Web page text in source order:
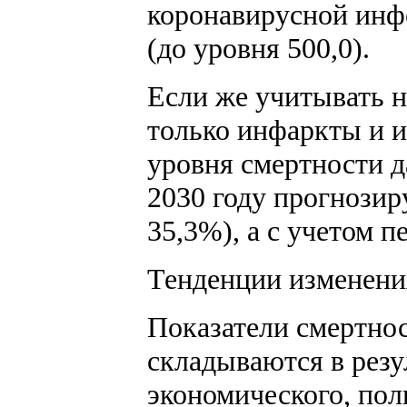
коронавирусной
(до уровня 500,0).
Если же учитывать
только инфаркты и
уровня смертности
2030 году
35,3%), а с учетом
Тенденции
Показатели
складываются в
экономического,